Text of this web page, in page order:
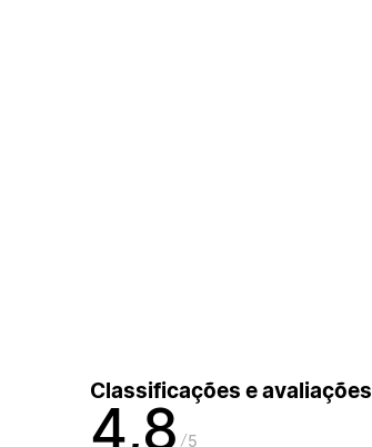
Classificações e avaliações
4,8 5